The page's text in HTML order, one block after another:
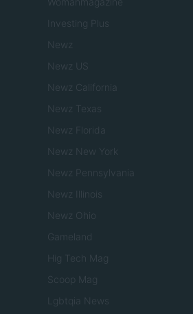
Investing Plus
Newz
Newz US
Newz California
Newz Texas
Newz Florida
Newz New York
Newz Pennsylvania
Newz Illinois
Newz Ohio
Gameland
Hig Tech Mag
Scoop Mag
Lgbtqia News